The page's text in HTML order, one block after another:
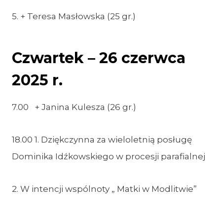
5. + Teresa Masłowska (25 gr.)
Czwartek – 26 czerwca
2025 r.
7.00 + Janina Kulesza (26 gr.)
18.00 1. Dziękczynna za wieloletnią posługę
Dominika Idźkowskiego w procesji parafialnej
2. W intencji wspólnoty „ Matki w Modlitwie”